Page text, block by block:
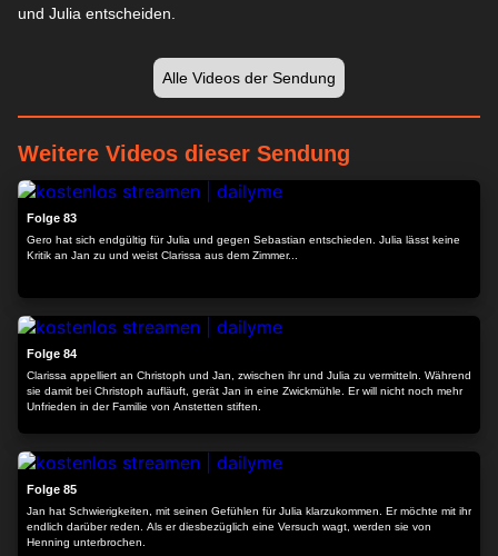
und Julia entscheiden.
Alle Videos der Sendung
Weitere Videos dieser Sendung
Folge 83
Gero hat sich endgültig für Julia und gegen Sebastian entschieden. Julia lässt keine
Kritik an Jan zu und weist Clarissa aus dem Zimmer...
Folge 84
Clarissa appelliert an Christoph und Jan, zwischen ihr und Julia zu vermitteln. Während
sie damit bei Christoph aufläuft, gerät Jan in eine Zwickmühle. Er will nicht noch mehr
Unfrieden in der Familie von Anstetten stiften.
Folge 85
Jan hat Schwierigkeiten, mit seinen Gefühlen für Julia klarzukommen. Er möchte mit ihr
endlich darüber reden. Als er diesbezüglich eine Versuch wagt, werden sie von
Henning unterbrochen.